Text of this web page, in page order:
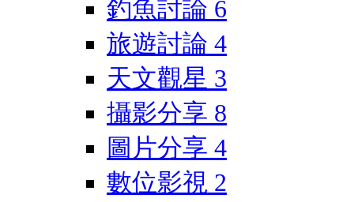
釣魚討論 6
旅遊討論 4
天文觀星 3
攝影分享 8
圖片分享 4
數位影視 2